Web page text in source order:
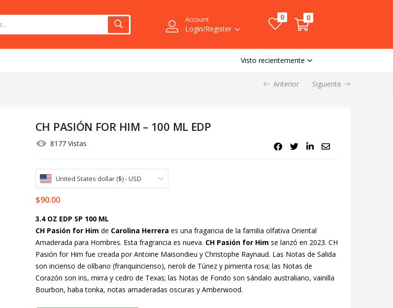
Account
Login/Register
0 0
Visto recientemente
Anterior Siguiente
CH PASIÓN FOR HIM – 100 ML EDP
8177 Vistas
United States dollar ($) - USD
$90.00
3.4 OZ EDP SP 100 ML
CH Pasión for Him de Carolina Herrera es una fragancia de la familia olfativa Oriental
Amaderada para Hombres. Esta fragrancia es nueva. CH Pasión for Him se lanzó en 2023. CH
Pasión for Him fue creada por Antoine Maisondieu y Christophe Raynaud. Las Notas de Salida
son incienso de olíbano (franquincienso), neroli de Túnez y pimienta rosa; las Notas de
Corazón son iris, mirra y cedro de Texas; las Notas de Fondo son sándalo australiano, vainilla
Bourbon, haba tonka, notas amaderadas oscuras y Amberwood.